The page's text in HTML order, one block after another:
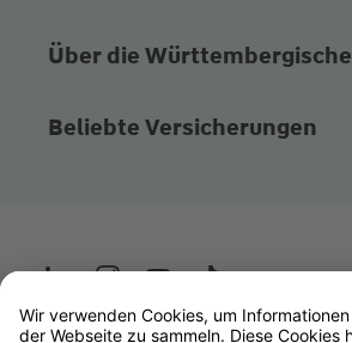
Über die Württembergische
Beliebte Versicherungen
Wüstenrot